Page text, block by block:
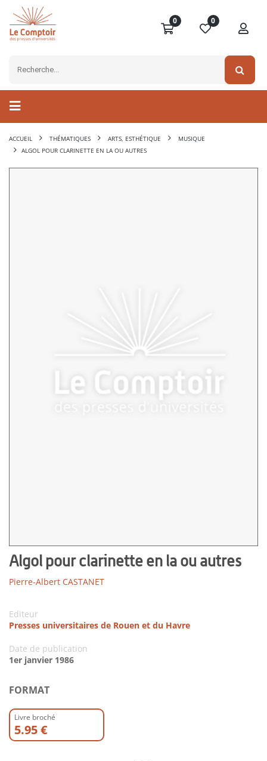
0 0
ACCUEIL THÉMATIQUES ARTS, ESTHÉTIQUE
MUSIQUE
ALGOL POUR CLARINETTE EN LA OU AUTRES
Algol pour clarinette en la ou autres
Pierre-Albert CASTANET
Editeur
Presses universitaires de Rouen et du Havre
Date de publication
1er janvier 1986
FORMAT
Livre broché
5.95 €